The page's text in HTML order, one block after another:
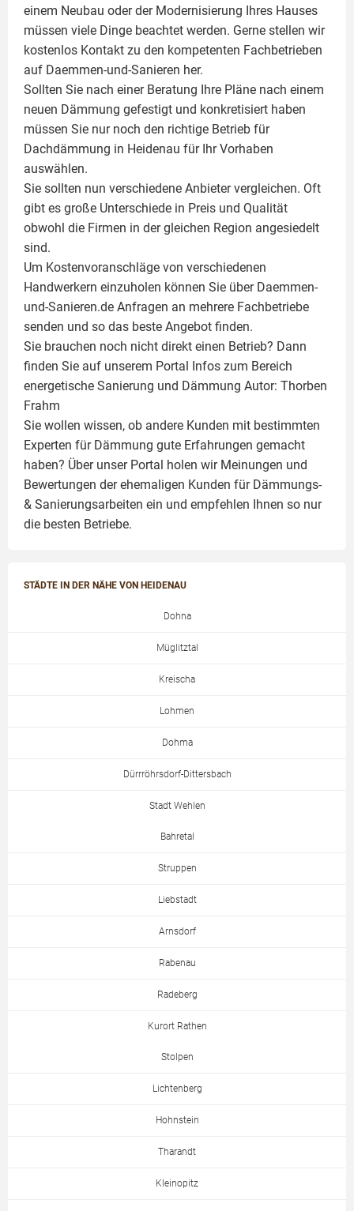
einem Neubau oder der Modernisierung Ihres Hauses
müssen viele Dinge beachtet werden. Gerne stellen wir
kostenlos Kontakt zu den kompetenten Fachbetrieben
auf Daemmen-und-Sanieren her.
Sollten Sie nach einer Beratung Ihre Pläne nach einem
neuen Dämmung gefestigt und konkretisiert haben
müssen Sie nur noch den richtige Betrieb für
Dachdämmung in Heidenau für Ihr Vorhaben
auswählen.
Sie sollten nun verschiedene Anbieter vergleichen. Oft
gibt es große Unterschiede in Preis und Qualität
obwohl die Firmen in der gleichen Region angesiedelt
sind.
Um Kostenvoranschläge von verschiedenen
Handwerkern einzuholen können Sie über Daemmen-
und-Sanieren.de Anfragen an mehrere Fachbetriebe
senden und so das beste Angebot finden.
Sie brauchen noch nicht direkt einen Betrieb? Dann
finden Sie auf unserem Portal Infos zum Bereich
energetische Sanierung und Dämmung Autor: Thorben
Frahm
Sie wollen wissen, ob andere Kunden mit bestimmten
Experten für Dämmung gute Erfahrungen gemacht
haben? Über unser Portal holen wir Meinungen und
Bewertungen der ehemaligen Kunden für Dämmungs-
& Sanierungsarbeiten ein und empfehlen Ihnen so nur
die besten Betriebe.
STÄDTE IN DER NÄHE VON HEIDENAU
Dohna
Müglitztal
Kreischa
Lohmen
Dohma
Dürrröhrsdorf-Dittersbach
Stadt Wehlen
Bahretal
Struppen
Liebstadt
Arnsdorf
Rabenau
Radeberg
Kurort Rathen
Stolpen
Lichtenberg
Hohnstein
Tharandt
Kleinopitz